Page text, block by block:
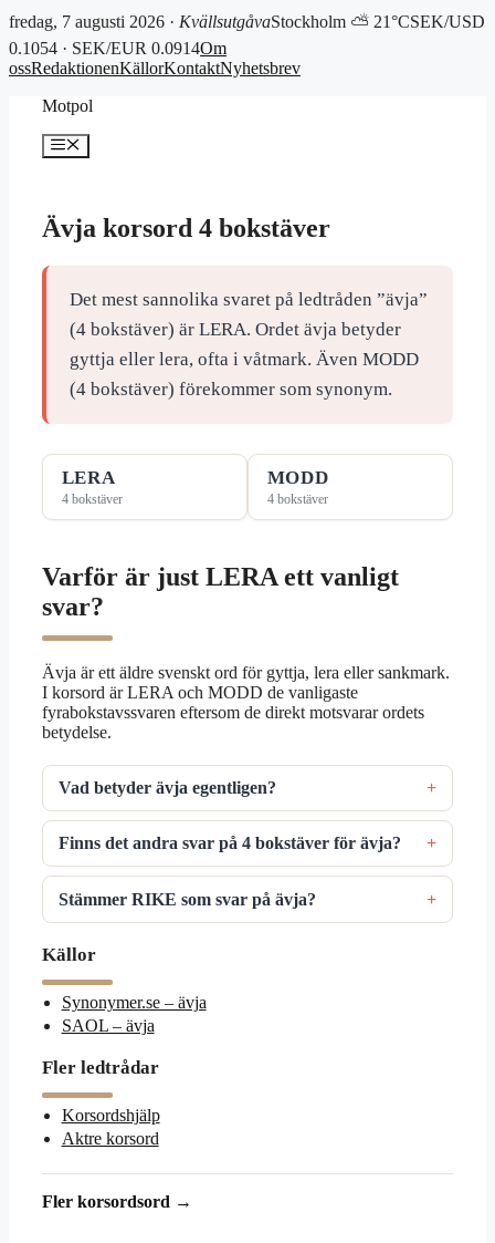
fredag, 7 augusti 2026 · KvällsutgåvaStockholm ⛅ 21°CSEK/USD
0.1054 · SEK/EUR 0.0914Om
ossRedaktionenKällorKontaktNyhetsbrev
Motpol
Meny
Ävja korsord 4 bokstäver
Det mest sannolika svaret på ledtråden ”ävja”
(4 bokstäver) är LERA. Ordet ävja betyder
gyttja eller lera, ofta i våtmark. Även MODD
(4 bokstäver) förekommer som synonym.
LERA
4 bokstäver
MODD
4 bokstäver
Varför är just LERA ett vanligt
svar?
Ävja är ett äldre svenskt ord för gyttja, lera eller sankmark.
I korsord är LERA och MODD de vanligaste
fyrabokstavssvaren eftersom de direkt motsvarar ordets
betydelse.
Vad betyder ävja egentligen?
Finns det andra svar på 4 bokstäver för ävja?
Stämmer RIKE som svar på ävja?
Källor
Synonymer.se – ävja
SAOL – ävja
Fler ledtrådar
Korsordshjälp
Aktre korsord
Fler korsordsord →